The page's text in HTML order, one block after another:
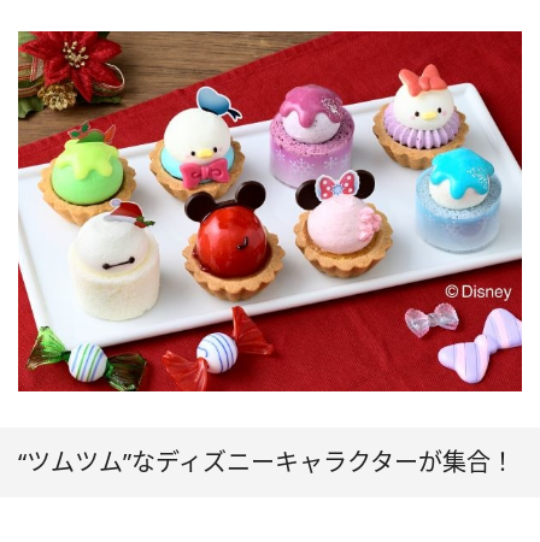
“ツムツム”なディズニーキャラクターが集合！